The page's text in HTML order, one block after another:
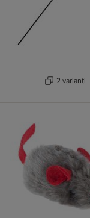
2 varianti